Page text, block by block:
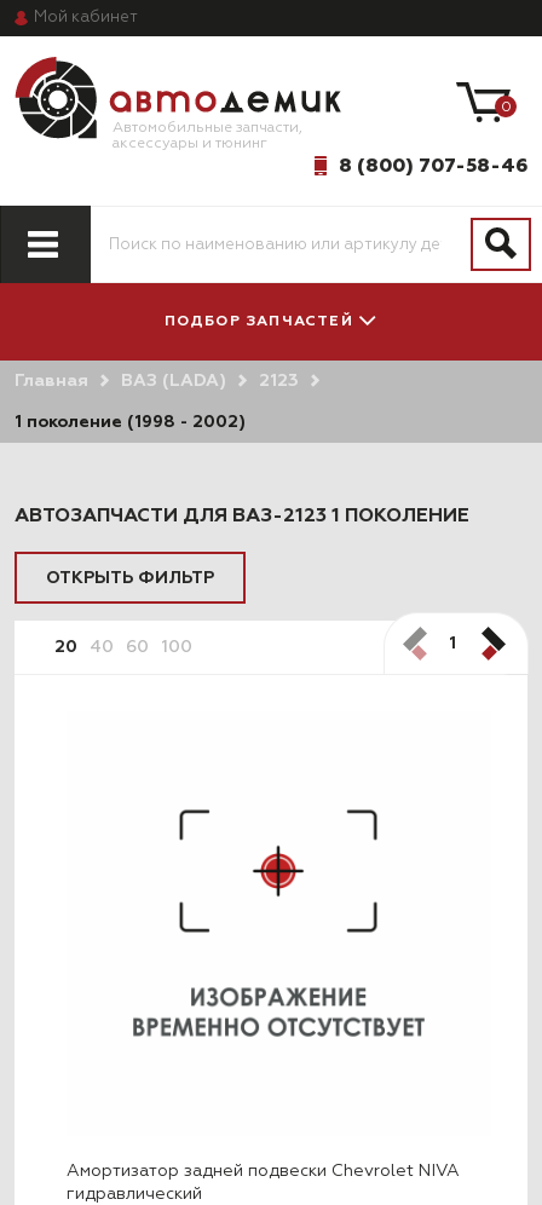
Мой кабинет
Автомобильные запчасти,
аксессуары и тюнинг
8 (800) 707-58-46
0
ПОДБОР ЗАПЧАСТЕЙ
АВТОМОБИЛЯ
Главная ВАЗ (LADA) 2123
1 поколение (1998 - 2002)
АВТОЗАПЧАСТИ ДЛЯ ВАЗ-2123 1 ПОКОЛЕНИЕ
ОТКРЫТЬ ФИЛЬТР
20 40 60 100 1
Амортизатор задней подвески Chevrolet NIVA
гидравлический